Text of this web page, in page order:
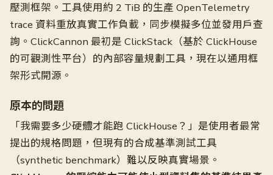
壓測框架。工具使用約 2 TiB 的生產 OpenTelemetry
trace 資料重放真實工作負載，同步模擬多位並發用戶查
詢。ClickCannon 最初是 ClickStack（基於 ClickHouse
的可觀測性平台）的內部容量規劃工具，現在以通用框
架形式開源。
原本的問題
「我需要多少硬體才能跑 ClickHouse？」是使用者最常
提出的規格問題，但現有的合成基準測試工具
（synthetic benchmark）難以反映真實場景。